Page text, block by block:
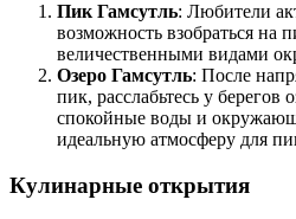
Пик Гамсутль: Любители
возможность взобраться на
величественными видами
Озеро Гамсутль: После
пик, расслабьтесь у берегов
спокойные воды и
идеальную атмосферу для
Кулинарные открытия